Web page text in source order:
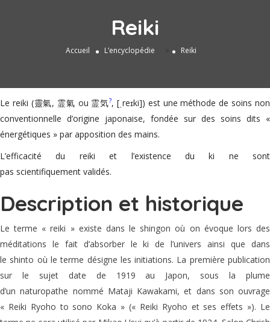
Reiki
Accueil L’encyclopédie Reiki
Le reiki (靈氣, 霊氣 ou 霊気?, [ˌreɪki]) est une méthode de soins non
conventionnelle d’origine japonaise, fondée sur des soins dits «
énergétiques » par apposition des mains.
L’efficacité du reiki et l’existence du ki ne sont
pas scientifiquement validés.
Description et historique
Le terme « reiki » existe dans le shingon où on évoque lors des
méditations le fait d’absorber le ki de l’univers ainsi que dans
le shinto où le terme désigne les initiations. La première publication
sur le sujet date de 1919 au Japon, sous la plume
d’un naturopathe nommé Mataji Kawakami, et dans son ouvrage
« Reiki Ryoho to sono Koka » (« Reiki Ryoho et ses effets »). Le